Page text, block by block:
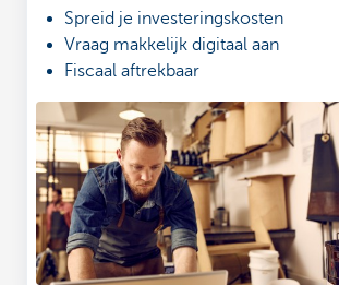
Spreid je investeringskosten
Vraag makkelijk digitaal aan
Fiscaal aftrekbaar